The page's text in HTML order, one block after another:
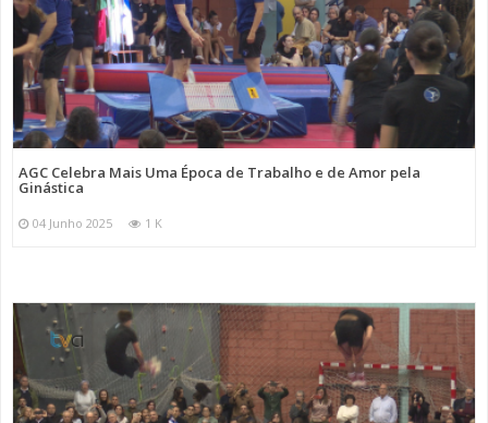
AGC Celebra Mais Uma Época de Trabalho e de Amor pela
Ginástica
04 Junho 2025 1 K